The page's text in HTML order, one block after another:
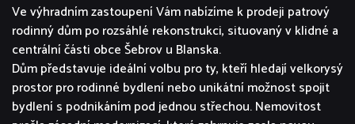
Ve výhradním zastoupení Vám nabízíme k prodeji patrový
rodinný dům po rozsáhlé rekonstrukci, situovaný v klidné a
centrální části obce Šebrov u Blanska.
Dům představuje ideální volbu pro ty, kteří hledají velkorysý
prostor pro rodinné bydlení nebo unikátní možnost spojit
bydlení s podnikáním pod jednou střechou. Nemovitost